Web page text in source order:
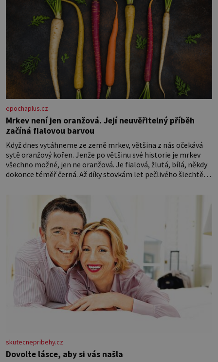
epochaplus.cz
Mrkev není jen oranžová. Její neuvěřitelný příběh
začíná fialovou barvou
Když dnes vytáhneme ze země mrkev, většina z nás očekává
sytě oranžový kořen. Jenže po většinu své historie je mrkev
všechno možné, jen ne oranžová. Je fialová, žlutá, bílá, někdy
dokonce téměř černá. Až díky stovkám let pečlivého šlechtění
nedokážeme představit. Její příběh je
skutecnepribehy.cz
Dovolte lásce, aby si vás našla